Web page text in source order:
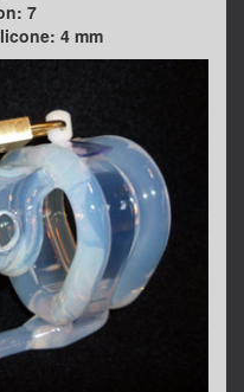
7
4 mm